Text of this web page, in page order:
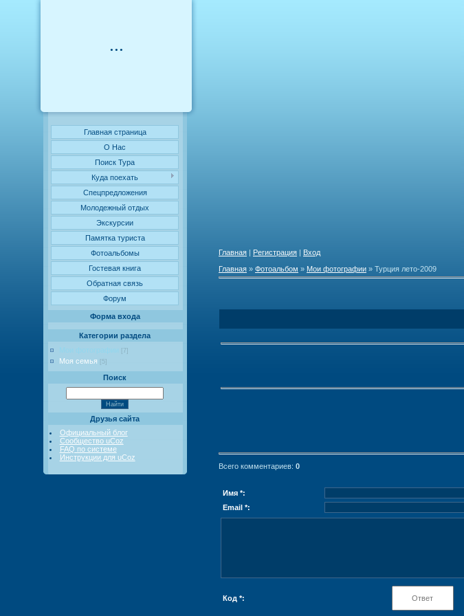
...
Главная страница
О Нас
Поиск Тура
Куда поехать
Cпецпредложения
Молодежный отдых
Экскурсии
Памятка туриста
Фотоальбомы
Гостевая книга
Обратная связь
Форум
Форма входа
Категории раздела
[7]
Моя семья [5]
Поиск
Друзья сайта
Официальный блог
Сообщество uCoz
FAQ по системе
Инструкции для uCoz
Главная | Регистрация | Вход
Главная » Фотоальбом » Мои фотографии » Турция лето-2009
Всего комментариев: 0
Имя *:
Email *:
Код *: